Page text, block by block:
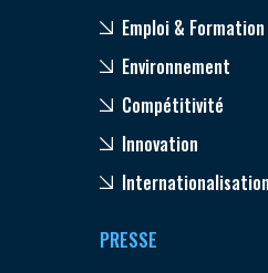
Emploi & Formation
Environnement
Compétitivité
Innovation
Internationalisation
PRESSE